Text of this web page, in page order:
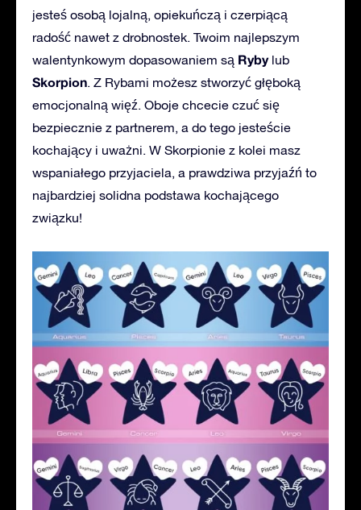
jesteś osobą lojalną, opiekuńczą i czerpiącą
radość nawet z drobnostek. Twoim najlepszym
walentynkowym dopasowaniem są Rybylub
Skorpion. Z Rybami możesz stworzyć głęboką
emocjonalną więź. Oboje chcecie czuć się
bezpiecznie z partnerem, a do tego jesteście
kochający i uważni. W Skorpionie z kolei masz
wspaniałego przyjaciela, a prawdziwa przyjaźń to
najbardziej solidna podstawa kochającego
związku!